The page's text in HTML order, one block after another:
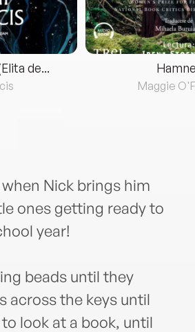
de...
Maggie
Nick brings him
ones getting ready to
year!
beads until they
across the keys until
look at a book, until